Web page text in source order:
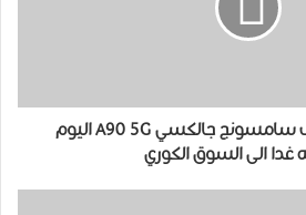
اعلان عن اطلاق هاتف سامسونج جالكسي A90 5G اليوم
غدا الى السوق الكوري